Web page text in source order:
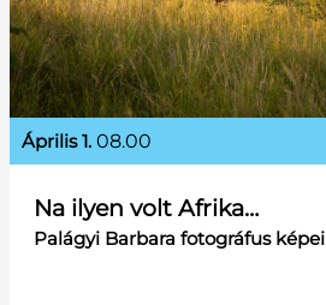
Na ilyen volt Afrika…
Palágyi Barbara fotográfus képei
április 1. 08.00